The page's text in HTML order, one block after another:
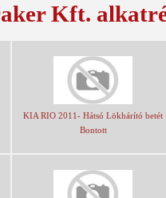
Kft.
KIA RIO 2011- Hátsó Lökhárító betét
Bontott